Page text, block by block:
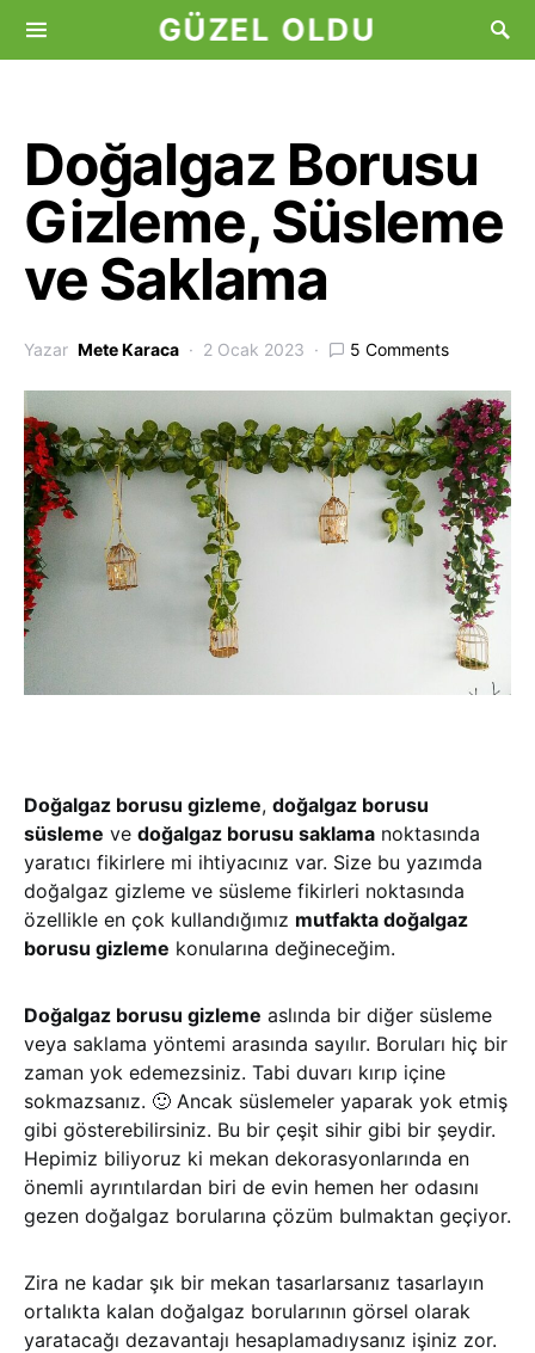
GÜZEL OLDU
Doğalgaz Borusu
Gizleme, Süsleme
ve Saklama
Yazar Mete Karaca 2 Ocak 2023 5 Comments
Doğalgaz borusu gizleme, doğalgaz borusu
süsleme ve doğalgaz borusu saklama noktasında
yaratıcı fikirlere mi ihtiyacınız var. Size bu yazımda
doğalgaz gizleme ve süsleme fikirleri noktasında
özellikle en çok kullandığımız mutfakta doğalgaz
borusu gizleme konularına değineceğim.
Doğalgaz borusu gizleme aslında bir diğer süsleme
veya saklama yöntemi arasında sayılır. Boruları hiç bir
zaman yok edemezsiniz. Tabi duvarı kırıp içine
sokmazsanız. 🙂 Ancak süslemeler yaparak yok etmiş
gibi gösterebilirsiniz. Bu bir çeşit sihir gibi bir şeydir.
Hepimiz biliyoruz ki mekan dekorasyonlarında en
önemli ayrıntılardan biri de evin hemen her odasını
gezen doğalgaz borularına çözüm bulmaktan geçiyor.
Zira ne kadar şık bir mekan tasarlarsanız tasarlayın
ortalıkta kalan doğalgaz borularının görsel olarak
yaratacağı dezavantajı hesaplamadıysanız işiniz zor.